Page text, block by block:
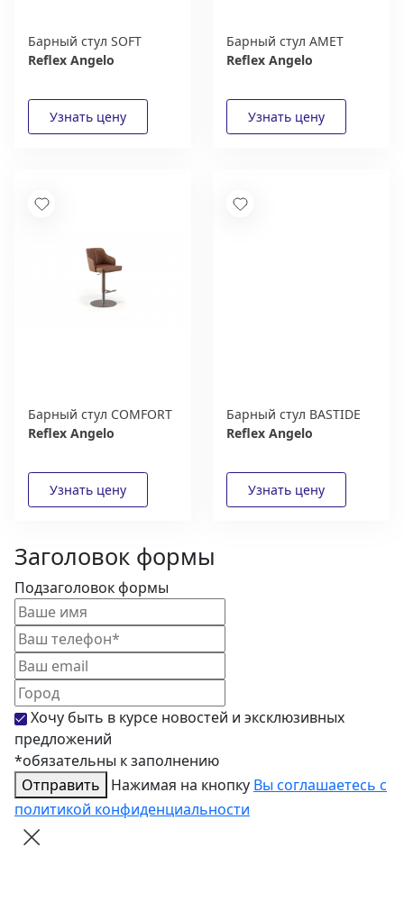
Барный стул SOFT
Reflex Angelo
Барный стул AMET
Reflex Angelo
Барный стул COMFORT
Reflex Angelo
Барный стул BASTIDE
Reflex Angelo
Заголовок формы
Подзаголовок формы
Хочу быть в курсе новостей и эксклюзивных
предложений
*обязательны к заполнению
Отправить
Нажимая на кнопку Вы соглашаетесь с
политикой конфиденциальности